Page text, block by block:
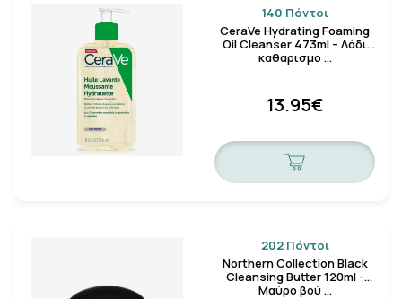
140 Πόντοι
CeraVe Hydrating Foaming
Oil Cleanser 473ml – Λάδι
καθαρισμο …
13.95€
202 Πόντοι
Northern Collection Black
Cleansing Butter 120ml -
Μαύρο βού …